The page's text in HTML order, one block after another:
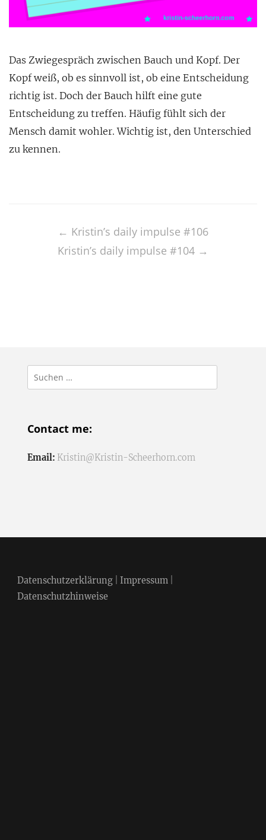
Das Zwiegespräch zwischen Bauch und Kopf. Der
Kopf weiß, ob es sinnvoll ist, ob eine Entscheidung
richtig ist. Doch der Bauch hilft eine gute
Entscheidung zu treffen. Häufig fühlt sich der
Mensch damit wohler. Wichtig ist, den Unterschied
zu kennen.
navigation
← Kristin’s daily impulse #106
Kristin’s daily impulse #104 →
Suchen
nach:
Contact me:
Email: Kristin@Kristin-Scheerhorn.com
Datenschutzerklärung| Impressum|
Datenschutzhinweise